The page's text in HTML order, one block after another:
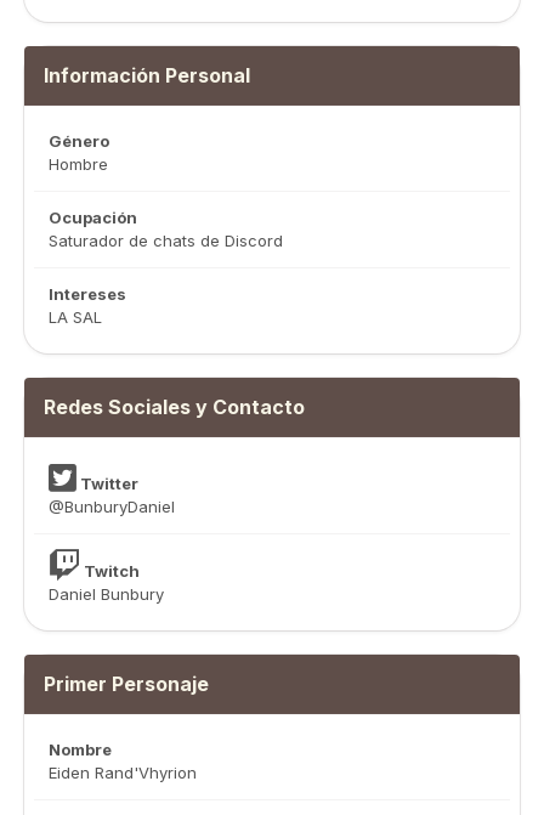
Información Personal
Género
Hombre
Ocupación
Saturador de chats de Discord
Intereses
LA SAL
Redes Sociales y Contacto
Twitter
@BunburyDaniel
Twitch
Daniel Bunbury
Primer Personaje
Nombre
Eiden Rand'Vhyrion